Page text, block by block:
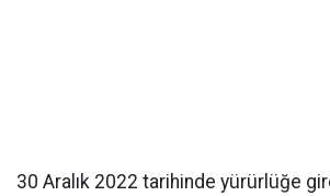
30 Aralık 2022 tarihinde yürürlüğe